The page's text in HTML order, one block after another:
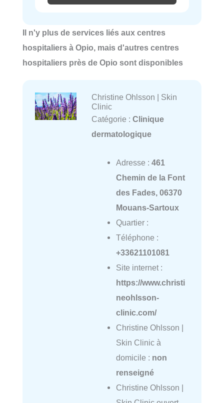
Il n'y plus de services liés aux centres
hospitaliers à Opio, mais d'autres centres
hospitaliers près de Opio sont disponibles
Christine Ohlsson | Skin
Clinic
Catégorie : Clinique
dermatologique
Adresse : 461
Chemin de la Font
des Fades, 06370
Mouans-Sartoux
Quartier :
Téléphone :
+33621101081
Site internet :
https://www.christi
neohlsson-
clinic.com/
Christine Ohlsson |
Skin Clinic à
domicile : non
renseigné
Christine Ohlsson |